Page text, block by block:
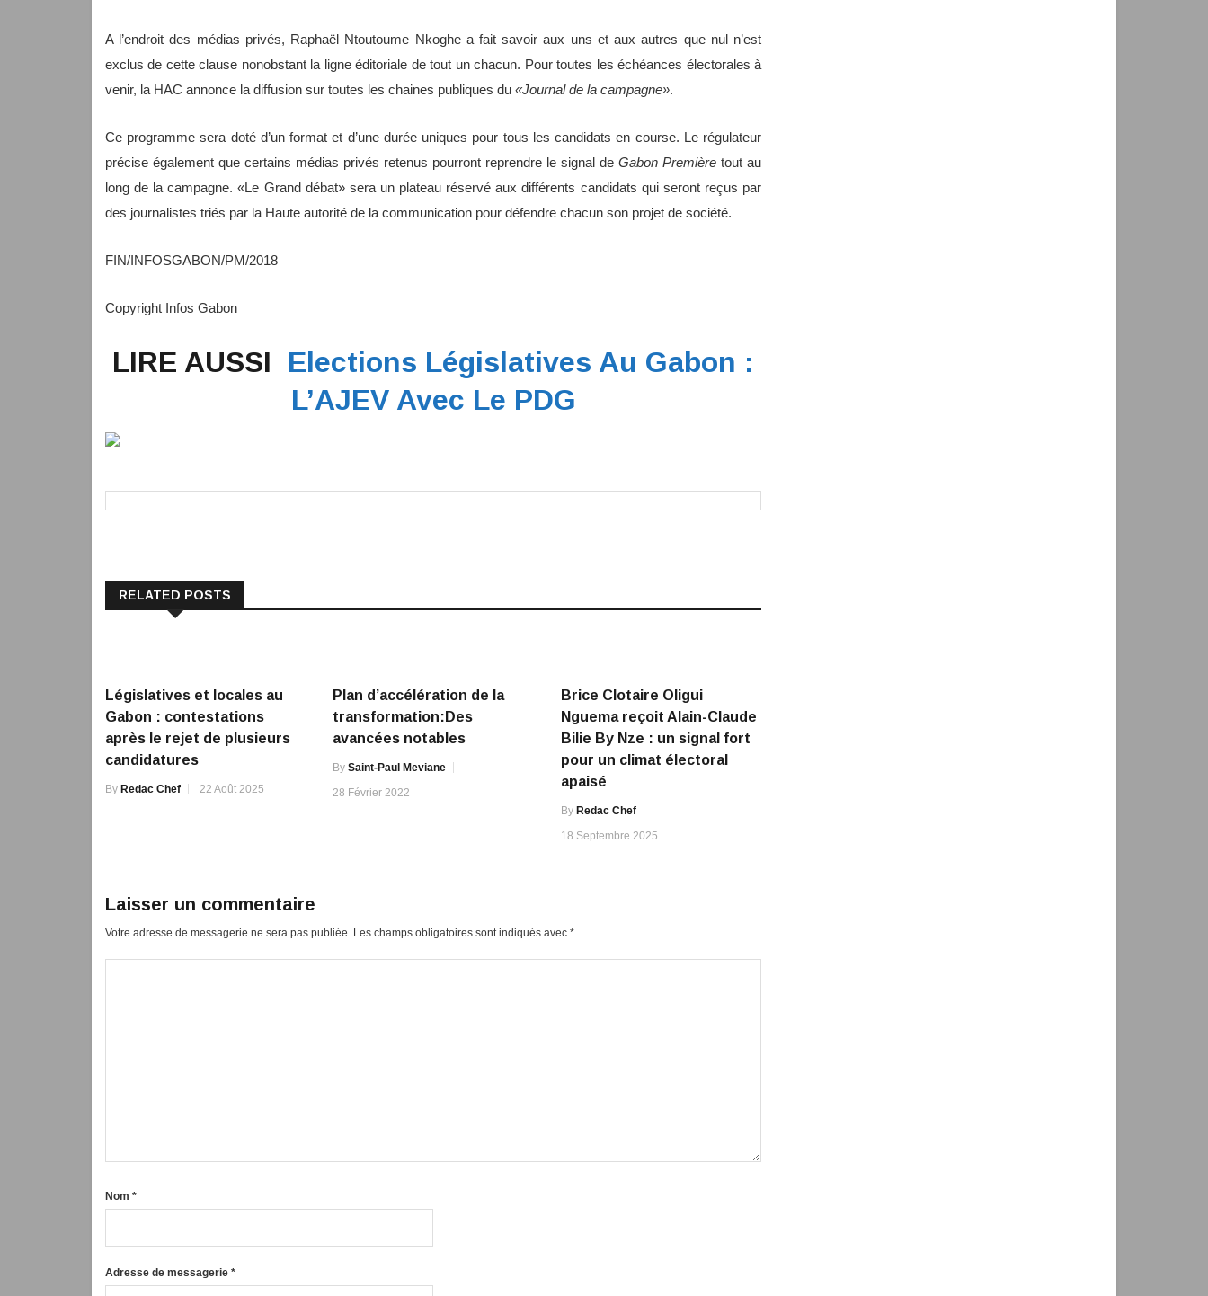
A l’endroit des médias privés, Raphaël Ntoutoume Nkoghe a fait savoir aux uns et aux autres que nul n’est
exclus de cette clause nonobstant la ligne éditoriale de tout un chacun. Pour toutes les échéances électorales à
venir, la HAC annonce la diffusion sur toutes les chaines publiques du «Journal de la campagne».
Ce programme sera doté d’un format et d’une durée uniques pour tous les candidats en course. Le régulateur
précise également que certains médias privés retenus pourront reprendre le signal de Gabon Première tout au
long de la campagne. «Le Grand débat» sera un plateau réservé aux différents candidats qui seront reçus par
des journalistes triés par la Haute autorité de la communication pour défendre chacun son projet de société.
FIN/INFOSGABON/PM/2018
Copyright Infos Gabon
LIRE AUSSI Elections Législatives Au Gabon :
L’AJEV Avec Le PDG
RELATED POSTS
Législatives et locales au
Gabon : contestations
après le rejet de plusieurs
candidatures
By Redac Chef 22 Août 2025
Plan d’accélération de la
transformation:Des
avancées notables
BySaint-Paul Meviane
28 Février 2022
Brice Clotaire Oligui
Nguema reçoit Alain-Claude
Bilie By Nze : un signal fort
pour un climat électoral
apaisé
By Redac Chef
18 Septembre 2025
Laisser un commentaire
Votre adresse de messagerie ne sera pas publiée. Les champs obligatoires sont indiqués avec *
Nom *
Adresse de messagerie *